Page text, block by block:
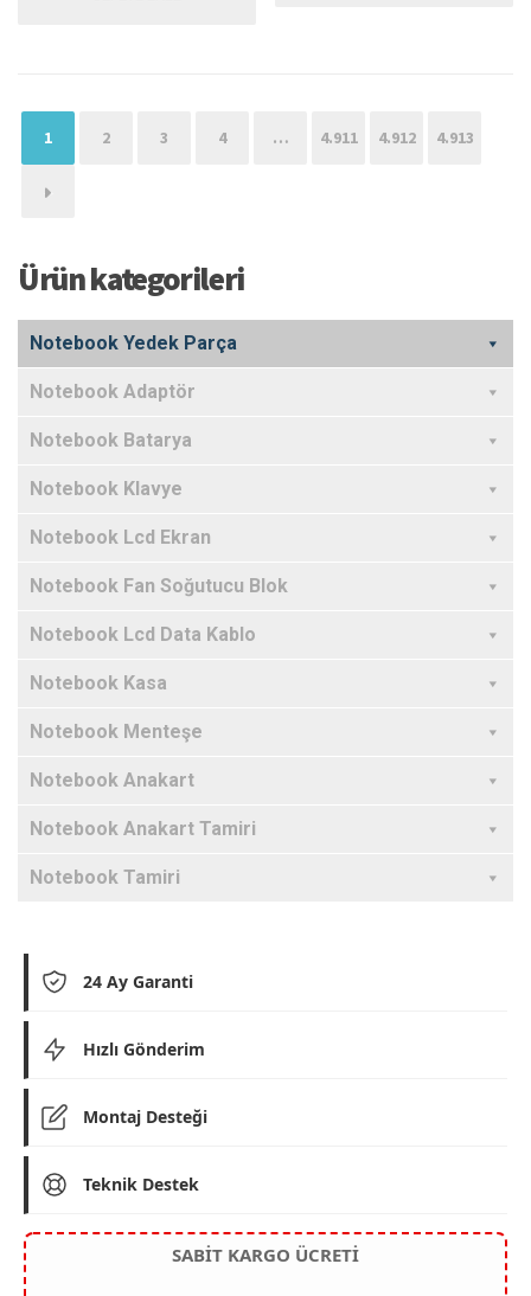
1 2 3 4 … 4.911 4.912 4.913
→
Ürün kategorileri
Notebook Yedek Parça
Notebook Adaptör
Notebook Batarya
Notebook Klavye
Notebook Lcd Ekran
Notebook Fan Soğutucu Blok
Notebook Lcd Data Kablo
Notebook Kasa
Notebook Menteşe
Notebook Anakart
Notebook Anakart Tamiri
Notebook Tamiri
24 Ay Garanti
Hızlı Gönderim
Montaj Desteği
Teknik Destek
SABİT KARGO ÜCRETİ